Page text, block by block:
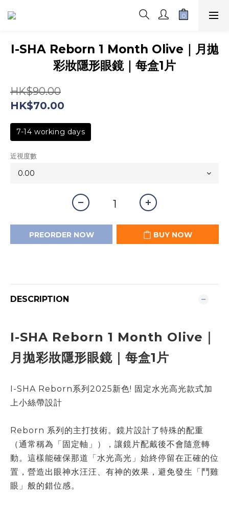
I-SHA Reborn 1 Month Olive｜月拋
彩妝隱形眼鏡｜每盒1片
HK$90.00
HK$70.00
7-14 working days
近視度數
PREORDER NOW BUY NOW
DESCRIPTION
I-SHA Reborn 1 Month Olive
月拋彩妝隱形眼鏡｜每盒1片
I-SHA Reborn系列2025新色! 固定水光高光款式加
上小絲帶設計
Reborn 系列的主打技術。鏡片設計了特殊的配重
（通常稱為「固定軸」），讓鏡片配戴後不會隨意轉
動。這樣能確保那道「水光高光」始終停留在正確的位
置，營造出眼神水汪汪、有神的效果，避免發生「鬥雞
眼」般的錯位感。